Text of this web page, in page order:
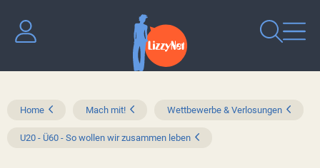
Home Mach mit! Wettbewerbe & Verlosungen
U20 - Ü60 - So wollen wir zusammen leben